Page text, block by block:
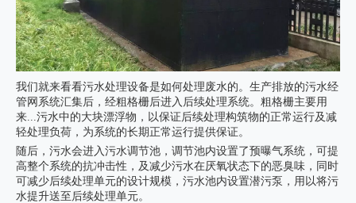
我们就来看看污水处理设备是如何处理废水的。生产排放的污水经
管网系统汇集后，经粗格栅后进入后续处理系统。粗格栅主要用
来...污水中的大块漂浮物，以保证后续处理构筑物的正常运行及减
轻处理负荷，为系统的长期正常运行提供保证。
随后，污水会进入污水调节池，调节池内设置了预曝气系统，可提
高整个系统的抗冲击性，及减少污水在厌氧状态下的恶臭味，同时
可减少后续处理单元的设计规模，污水池内设置潜污泵，用以将污
水提升送至后续处理单元。